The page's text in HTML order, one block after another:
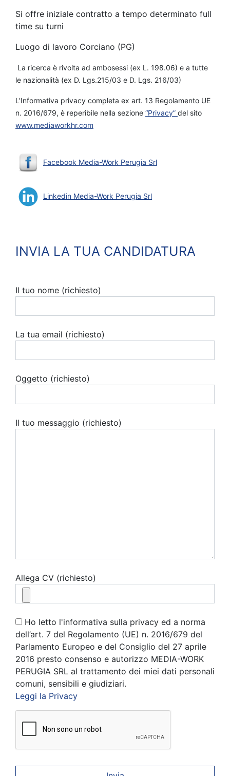
Si offre iniziale contratto a tempo determinato full
time su turni
Luogo di lavoro Corciano (PG)
La ricerca è rivolta ad ambosessi (ex L. 198.06) e a tutte
le nazionalità (ex D. Lgs.215/03 e D. Lgs. 216/03)
L’Informativa privacy completa ex art. 13 Regolamento UE
n. 2016/679, è reperibile nella sezione “Privacy” del sito
www.mediaworkhr.com
Facebook Media-Work Perugia Srl
Linkedin Media-Work Perugia Srl
INVIA LA TUA CANDIDATURA
Il tuo nome (richiesto)
La tua email (richiesto)
Oggetto (richiesto)
Il tuo messaggio (richiesto)
Allega CV (richiesto)
Ho letto l'informativa sulla privacy ed a norma
dell’art. 7 del Regolamento (UE) n. 2016/679 del
Parlamento Europeo e del Consiglio del 27 aprile
2016 presto consenso e autorizzo MEDIA-WORK
PERUGIA SRL al trattamento dei miei dati personali
comuni, sensibili e giudiziari.
Leggi la Privacy